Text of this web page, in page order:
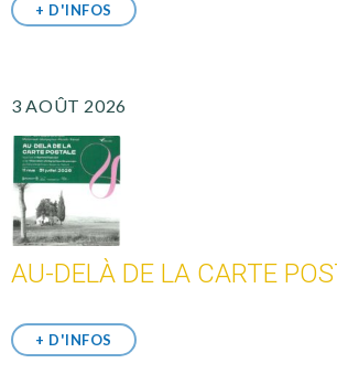
+ D'INFOS
3 AOÛT 2026
AU-DELÀ DE LA CARTE
+ D'INFOS